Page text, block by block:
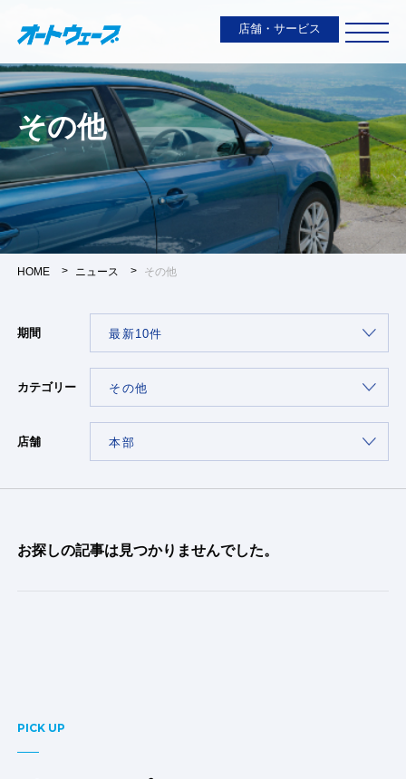
店舗・サービス
その他
HOME ニュース その他
期間
カテゴリー
店舗
お探しの記事は見つかりませんでした。
PICK UP